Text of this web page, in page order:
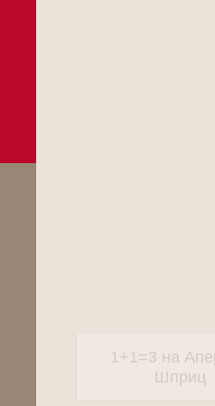
1+1=3 на
Шприц